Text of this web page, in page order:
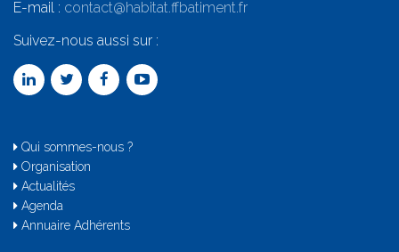
E-mail : contact@habitat.ffbatiment.fr
Suivez-nous aussi sur :
Qui sommes-nous ?
Organisation
Actualités
Agenda
Annuaire Adhérents